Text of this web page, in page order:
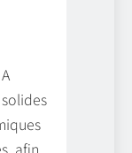
afin